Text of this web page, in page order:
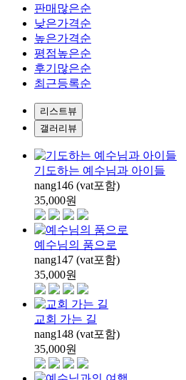
판매많은순
낮은가격순
높은가격순
평점높은순
후기많은순
최근등록순
리스트뷰
갤러리뷰
기도하는 예수님과 아이들
nang146 (vat포함)
35,000원
예수님의 품으로
nang147 (vat포함)
35,000원
교회 가는 길
nang148 (vat포함)
35,000원